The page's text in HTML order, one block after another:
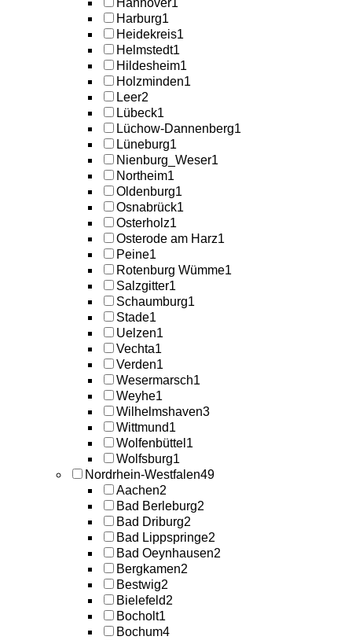
Hannover1
Harburg1
Heidekreis1
Helmstedt1
Hildesheim1
Holzminden1
Leer2
Lübeck1
Lüchow-Dannenberg1
Lüneburg1
Nienburg_Weser1
Northeim1
Oldenburg1
Osnabrück1
Osterholz1
Osterode am Harz1
Peine1
Rotenburg Wümme1
Salzgitter1
Schaumburg1
Stade1
Uelzen1
Vechta1
Verden1
Wesermarsch1
Weyhe1
Wilhelmshaven3
Wittmund1
Wolfenbüttel 1
Wolfsburg1
Nordrhein-Westfalen49
Aachen2
Bad Berleburg2
Bad Driburg2
Bad Lippspringe2
Bad Oeynhausen2
Bergkamen2
Bestwig2
Bielefeld2
Bocholt1
Bochum4